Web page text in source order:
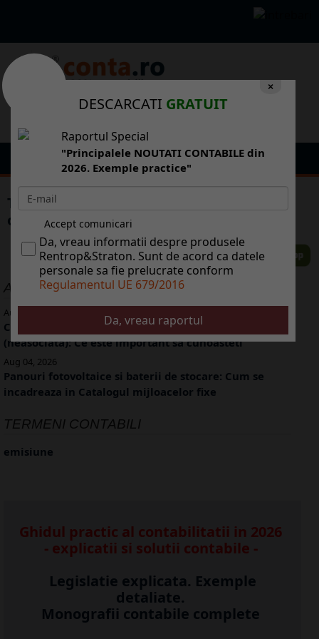
Trezoreria a redeschis o emisiune de
obligatiuni
ALTE ARTICOLE
Aug 05, 2026
Creditare societate de catre o persoana fizica
(neasociata): Ce este important sa cunoasteti
Aug 04, 2026
Panouri fotovoltaice si baterii de stocare: Cum se
incadreaza in Catalogul mijloacelor fixe
TERMENI CONTABILI
emisiune
Ghidul practic al contabilitatii in 2026
- explicatii si solutii contabile -
Legislatie explicata. Exemple
detaliate.
Monografii contabile complete
×
DESCARCATI GRATUIT
Raportul Special
"Principalele NOUTATI CONTABILE din
2026. Exemple practice"
Accept comunicari
Da, vreau informatii despre produsele
Rentrop&Straton. Sunt de acord ca datele
personale sa fie prelucrate conform
Regulamentul UE 679/2016